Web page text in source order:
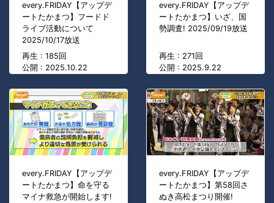
every.FRIDAY【アップデ
ートたかまつ】フードド
ライブ活動について
2025/10/17放送
再生 : 185回
公開 : 2025.10.22
every.FRIDAY【アップデ
ートたかまつ】いざ、国
勢調査! 2025/09/19放送
再生 : 271回
公開 : 2025.9.22
every.FRIDAY【アップデ
ートたかまつ】命を守る
マイナ救急が開始します!
every.FRIDAY【アップデ
ートたかまつ】第58回さ
ぬき高松まつり開催!